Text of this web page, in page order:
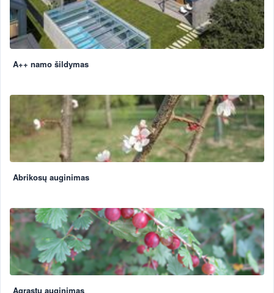
A++ namo šildymas
Abrikosų auginimas
Agrastų auginimas